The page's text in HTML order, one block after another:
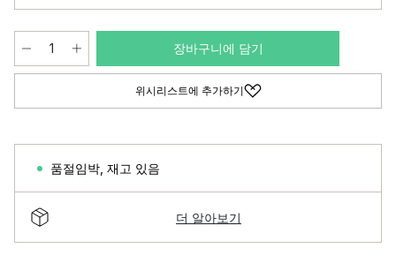
장바구니에 담기
위시리스트에 추가하기
품절임박 재고 있음
더 알아보기